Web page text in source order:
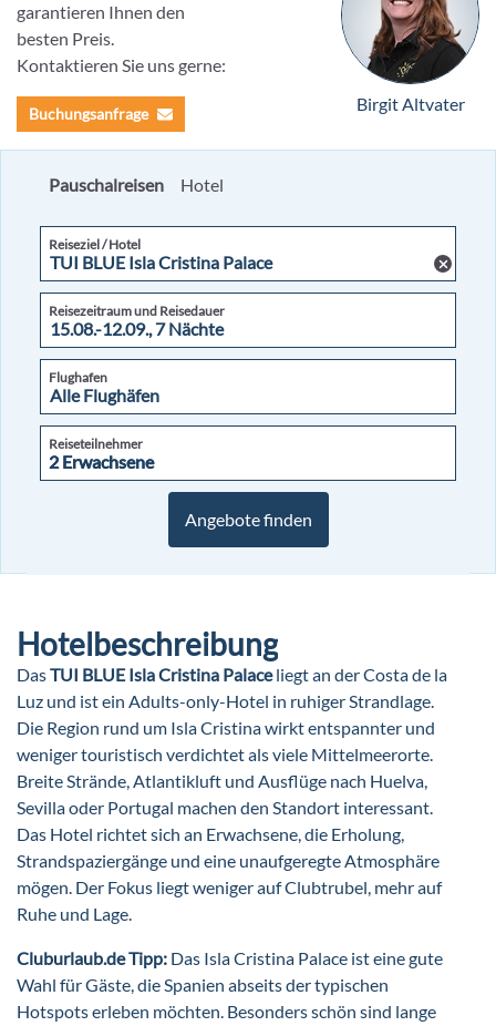
garantieren Ihnen den
besten Preis.
Kontaktieren Sie uns gerne:
Buchungsanfrage Birgit Altvater
Pauschalreisen Hotel
Reiseziel / Hotel
Reisezeitraum und Reisedauer
Flughafen
Reiseteilnehmer
2 Erwachsene
2 Erwachsene
Angebote finden
Hotelbeschreibung
DasTUI BLUE Isla Cristina Palaceliegt an der Costa de la
Luz und ist ein Adults-only-Hotel in ruhiger Strandlage.
Die Region rund um Isla Cristina wirkt entspannter und
weniger touristisch verdichtet als viele Mittelmeerorte.
Breite Strände, Atlantikluft und Ausflüge nach Huelva,
Sevilla oder Portugal machen den Standort interessant.
Das Hotel richtet sich an Erwachsene, die Erholung,
Strandspaziergänge und eine unaufgeregte Atmosphäre
mögen. Der Fokus liegt weniger auf Clubtrubel, mehr auf
Ruhe und Lage.
Cluburlaub.de Tipp: Das Isla Cristina Palace ist eine gute
Wahl für Gäste, die Spanien abseits der typischen
Hotspots erleben möchten. Besonders schön sind lange